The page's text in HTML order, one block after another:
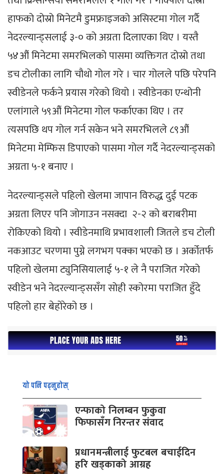
हाफको दोस्रो मिनेटमै डुमफ्राइजको असिस्टमा गोल गर्दै
नेदरल्यान्ड्सलाई ३-० को अग्रता दिलाएका थिए । यस्तै
५४औं मिनेटमा समरभिलको पासमा व्यक्तिगत दोस्रो तथा
डच टोलीका लागि चौथो गोल गरे । चार गोलले पछि परेपनि
स्वीडेनले फर्कने प्रयास गरेको थियो । स्वीडेनका एन्थोनी
एलांगाले ५९औं मिनेटमा गोल फर्काएका थिए । तर
त्यसपछि थप गोल गर्न सकेन भने समरभिलले ८९औं
मिनेटमा मेम्फिस डिपाएको पासमा गोल गर्दै नेदरल्यान्ड्सको
अग्रता ५-१ बनाए ।
नेदरल्यान्ड्सले पहिलो खेलमा जापान विरुद्ध दुई पटक
अग्रता लिएर पनि जोगाउन नसक्दा २-२ को बराबरीमा
रोकिएको थियो । स्वीडेनमाथि प्रभावशाली जितले डच टोली
नकआउट चरणमा पुग्ने लगभग पक्का भएको छ । अर्कोतर्फ
पहिलो खेलमा ट्युनिसियालाई ५-१ ले नै पराजित गरेको
स्वीडेन भने नेदरल्यान्ड्ससँग सोही स्कोरमा पराजित हुँदे
पहिलो हार बेहोरेको छ ।
यो पनि पढ्नुहोस्
एन्फाको निलम्बन फुकुवा
फिफासँग निरन्तर संवाद
प्रधानमन्त्रीलाई फुटबल बचाईदिन
हरि खड्काको आग्रह